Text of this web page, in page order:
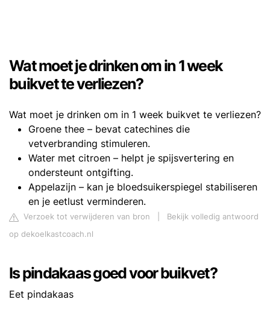
Wat moet je drinken om in 1 week
buikvet te verliezen?
Wat moet je drinken om in 1 week buikvet te verliezen?
Groene thee – bevat catechines die
vetverbranding stimuleren.
Water met citroen – helpt je spijsvertering en
ondersteunt ontgifting.
Appelazijn – kan je bloedsuikerspiegel stabiliseren
en je eetlust verminderen.
Verzoek tot verwijderen van bron
Bekijk volledig antwoord
op dekoelkastcoach.nl
Is pindakaas goed voor buikvet?
Eet pindakaas